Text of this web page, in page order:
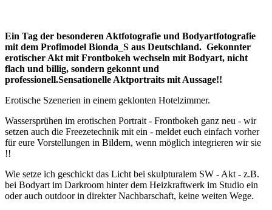
Ein Tag der besonderen Aktfotografie und Bodyartfotografie
mit dem Profimodel Bionda_S aus Deutschland. Gekonnter
erotischer Akt mit Frontbokeh wechseln mit Bodyart, nicht
flach und billig, sondern gekonnt und
professionell.Sensationelle Aktportraits mit Aussage!!
Erotische Szenerien in einem geklonten Hotelzimmer.
Wassersprühen im erotischen Portrait - Frontbokeh ganz neu - wir
setzen auch die Freezetechnik mit ein - meldet euch einfach vorher
für eure Vorstellungen in Bildern, wenn möglich integrieren wir sie
!!
Wie setze ich geschickt das Licht bei skulpturalem SW - Akt - z.B.
bei Bodyart im Darkroom hinter dem Heizkraftwerk im Studio ein
oder auch outdoor in direkter Nachbarschaft, keine weiten Wege.